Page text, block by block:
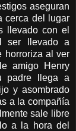
aseguran
cerca del lugar
llevado con el
ser llevado a
horroriza al ver
amigo Henry
padre llega a
y asombrado
a la compañía
sale libre
a la hora del